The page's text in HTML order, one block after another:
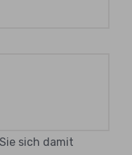
sich damit